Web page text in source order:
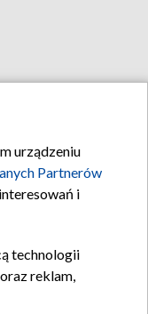
urządzeniu
Partnerów
i
technologii
reklam,